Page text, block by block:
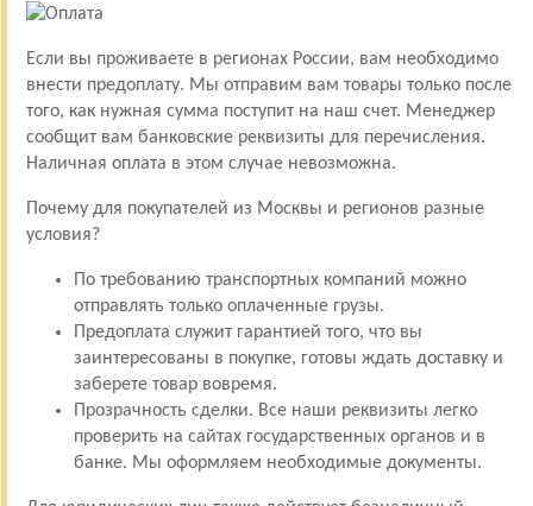
Если вы проживаете в регионах России, вам необходимо
внести предоплату. Мы отправим вам товары только после
того, как нужная сумма поступит на наш счет. Менеджер
сообщит вам банковские реквизиты для перечисления.
Наличная оплата в этом случае невозможна.
Почему для покупателей из Москвы и регионов разные
условия?
По требованию транспортных компаний можно
отправлять только оплаченные грузы.
Предоплата служит гарантией того, что вы
заинтересованы в покупке, готовы ждать доставку и
заберете товар вовремя.
Прозрачность сделки. Все наши реквизиты легко
проверить на сайтах государственных органов и в
банке. Мы оформляем необходимые документы.